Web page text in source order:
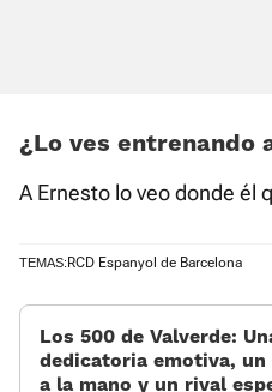
¿Lo ves entrenando
A Ernesto lo veo donde él
TEMAS: RCD Espanyol de Barcelona
Los 500 de Valverde:
dedicatoria emotiva, un
a la mano y un rival